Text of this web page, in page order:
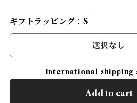
ギフトラッピング：S
選択なし
International shipping
Add to cart